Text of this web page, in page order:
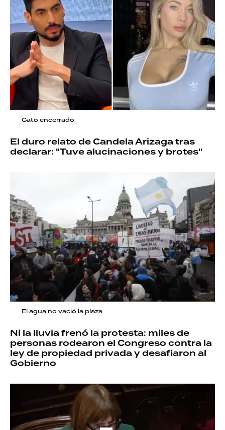
Gato encerrado
El duro relato de Candela Arizaga tras
declarar: "Tuve alucinaciones y brotes"
El agua no vació la plaza
Ni la lluvia frenó la protesta: miles de
personas rodearon el Congreso contra la
ley de propiedad privada y desafiaron al
Gobierno